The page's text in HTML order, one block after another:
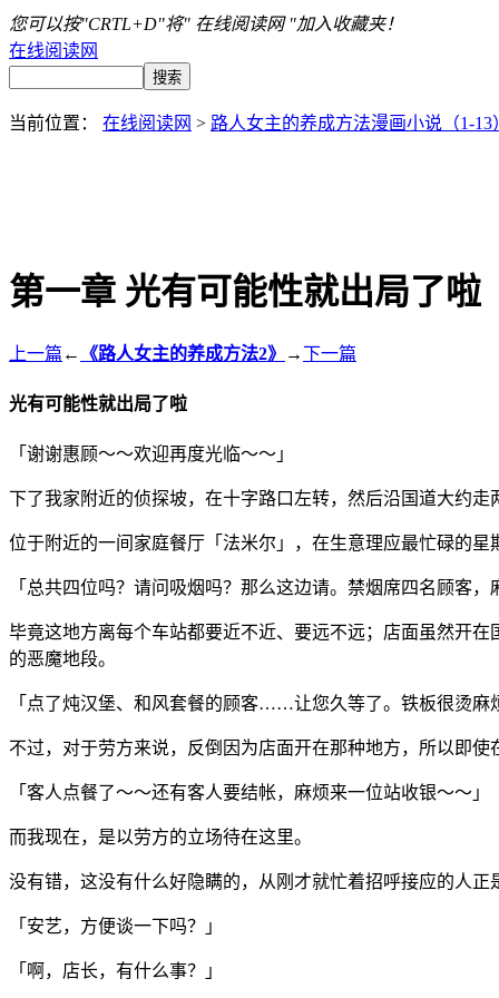
您可以按"CRTL+D"将" 在线阅读网 "加入收藏夹！
在线阅读网
当前位置： 在线阅读网 > 路人女主的养成方法漫画小说（1-13
第一章 光有可能性就出局了啦
上一篇 ← 《路人女主的养成方法2》 →下一篇
光有可能性就出局了啦
「谢谢惠顾～～欢迎再度光临～～」
下了我家附近的侦探坡，在十字路口左转，然后沿国道大约
位于附近的一间家庭餐厅「法米尔」，在生意理应最忙碌的
「总共四位吗？请问吸烟吗？那么这边请。禁烟席四名顾客，
毕竟这地方离每个车站都要近不近、要远不远；店面虽然开
的恶魔地段。
「点了炖汉堡、和风套餐的顾客……让您久等了。铁板很烫麻
不过，对于劳方来说，反倒因为店面开在那种地方，所以即
「客人点餐了～～还有客人要结帐，麻烦来一位站收银～～」
而我现在，是以劳方的立场待在这里。
没有错，这没有什么好隐瞒的，从刚才就忙着招呼接应的人
「安艺，方便谈一下吗？」
「啊，店长，有什么事？」